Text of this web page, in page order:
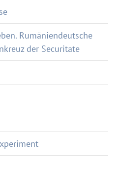
Rumäniendeutsche
der Securitate